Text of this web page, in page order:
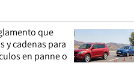
que
y cadenas para
en panne o